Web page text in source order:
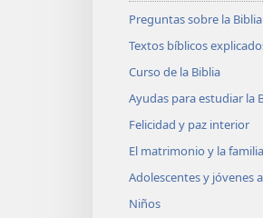
Preguntas sobre la Biblia
Textos bíblicos
Curso de la Biblia
Ayudas para estudiar la
Felicidad y paz interior
El matrimonio y la familia
Adolescentes y jóvenes
Niños